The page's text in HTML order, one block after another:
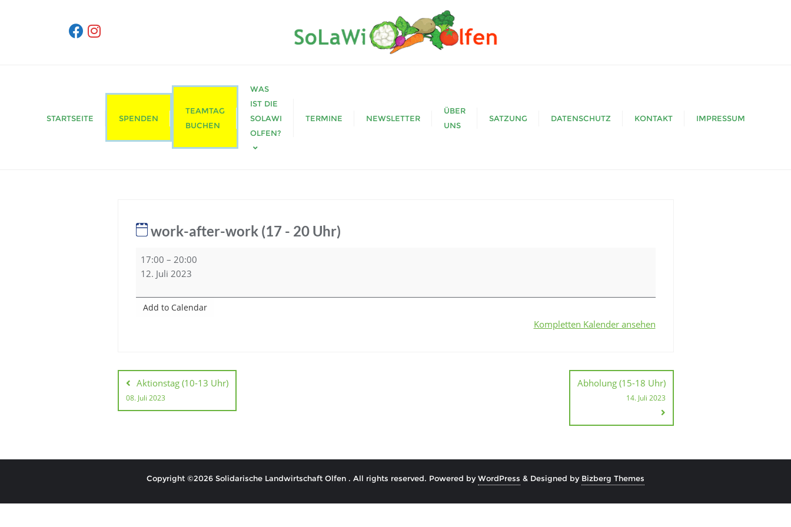
STARTSEITE SPENDEN
TEAMTAG
BUCHEN
WAS
IST DIE
SOLAWI
OLFEN?
TERMINE NEWSLETTER
ÜBER
UNS
SATZUNG DATENSCHUTZ KONTAKT IMPRESSUM
work-after-work (17 - 20 Uhr)
work-
after-
(17
17:00 – 20:00
12. Juli 2023
Add to Calendar
Kompletten Kalender ansehen
Beitragsnavigation
Aktionstag (10-13 Uhr)
08. Juli 2023
Abholung (15-18 Uhr)
14. Juli 2023
Copyright ©2026 Solidarische Landwirtschaft Olfen . All rights reserved. Powered byWordPress & Designed by Bizberg Themes